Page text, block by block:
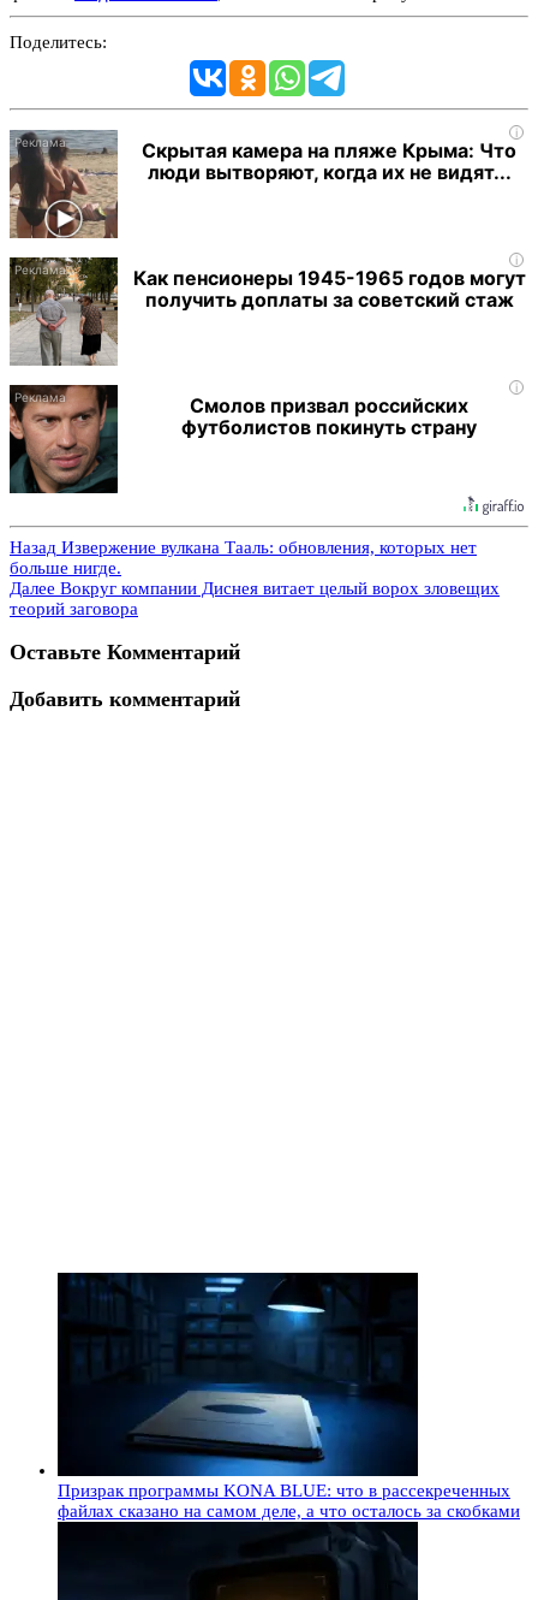
Поделитесь:
i
Скрытая камера на пляже Крыма: Что
люди вытворяют, когда их не видят...
i
Как пенсионеры 1945-1965 годов могут
получить доплаты за советский стаж
i
Смолов призвал российских
футболистов покинуть страну
Назад Извержение вулкана Тааль: обновления, которых нет
больше нигде.
Далее Вокруг компании Диснея витает целый ворох зловещих
теорий заговора
Оставьте Комментарий
Добавить комментарий
Призрак программы KONA BLUE: что в рассекреченных
файлах сказано на самом деле, а что осталось за скобками